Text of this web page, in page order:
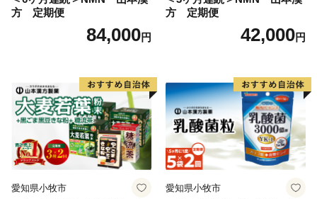
方 定期便
84,000円
方 定期便
42,000円
愛知県小牧市 愛知県小牧市